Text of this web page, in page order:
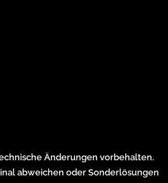
Änderungen vorbehalten.
abweichen oder Sonderlösungen